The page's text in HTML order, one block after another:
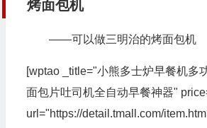
烤面包机
——可以做三明治的烤面包机
[wptao _title="小熊多士炉早餐机多
面包片吐司机全自动早餐神器"
url="https://detail.tmall.com/